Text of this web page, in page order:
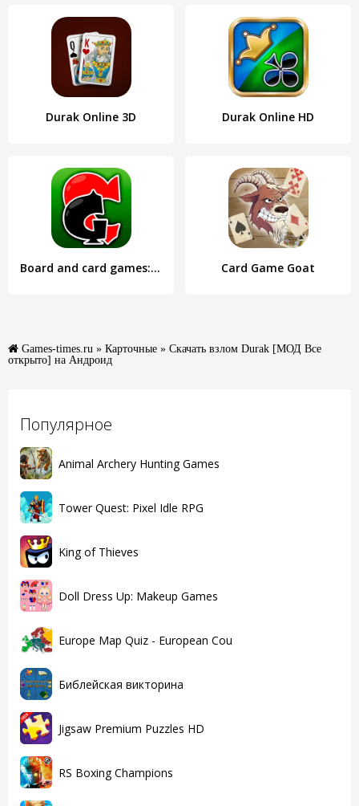
Популярное
Animal Archery Hunting Games
Tower Quest: Pixel Idle RPG
King of Thieves
Doll Dress Up: Makeup Games
Europe Map Quiz - European Cou
Библейская викторина
Jigsaw Premium Puzzles HD
RS Boxing Champions
Durak Online 3D Durak Online HD
Board and сard games: durak Card Game Goat
Games-times.ru » Карточные » Скачать взлом Durak [МОД Все
открыто] на Андроид